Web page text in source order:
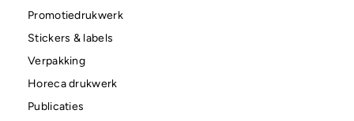
Promotiedrukwerk
Stickers & labels
Verpakking
Horeca drukwerk
Publicaties